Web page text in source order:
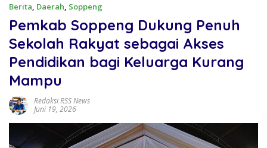
Berita, Daerah, Soppeng
Pemkab Soppeng Dukung Penuh
Sekolah Rakyat sebagai Akses
Pendidikan bagi Keluarga Kurang
Mampu
Redaksi RSS News
Juni 19, 2026